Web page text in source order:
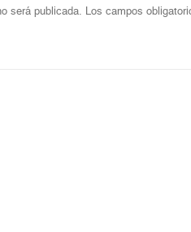
será publicada. Los campos